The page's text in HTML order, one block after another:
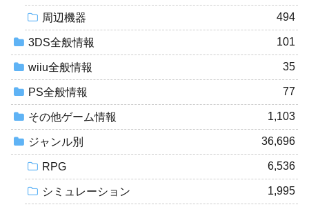
周辺機器 494
3DS全般情報 101
wiiu全般情報 35
PS全般情報 77
その他ゲーム情報 1,103
ジャンル別 36,696
RPG 6,536
シミュレーション 1,995